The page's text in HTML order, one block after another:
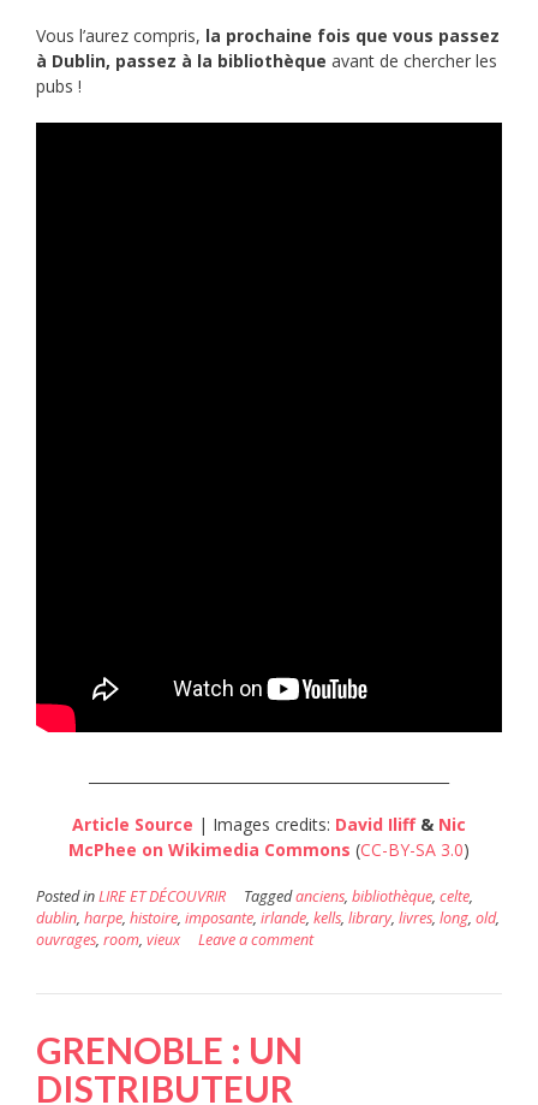
Vous l’aurez compris, la prochaine fois que vous passez
à Dublin, passez à la bibliothèque avant de chercher les
pubs !
Article Source | Images credits: David Iliff& Nic
McPhee on Wikimedia Commons (CC-BY-SA 3.0)
Posted inLIRE ET DÉCOUVRIR Taggedanciens, bibliothèque, celte,
dublin, harpe, histoire, imposante, irlande, kells, library, livres, long, old,
ouvrages, room, vieux Leave a comment
GRENOBLE : UN
DISTRIBUTEUR